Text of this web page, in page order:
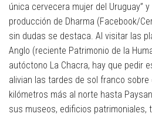
única cervecera mujer del Uruguay”
producción de Dharma (Facebook/
sin dudas se destaca. Al visitar las
Anglo (reciente Patrimonio de la
autóctono La Chacra, hay que pedir
alivian las tardes de sol franco sobre
kilómetros más al norte hasta
sus museos, edificios patrimoniales,